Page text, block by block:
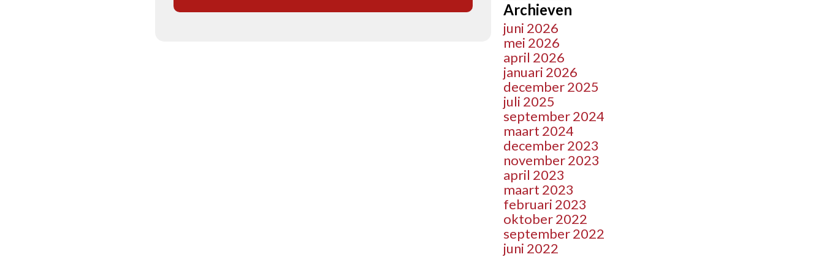
Archieven
juni 2026
mei 2026
april 2026
januari 2026
december 2025
juli 2025
september 2024
maart 2024
december 2023
november 2023
april 2023
maart 2023
februari 2023
oktober 2022
september 2022
juni 2022